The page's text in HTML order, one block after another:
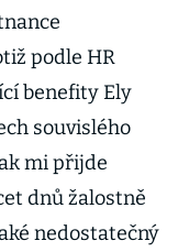
podle HR
benefity Ely
souvislého
mi přijde
dnů žalostně
nedostatečný